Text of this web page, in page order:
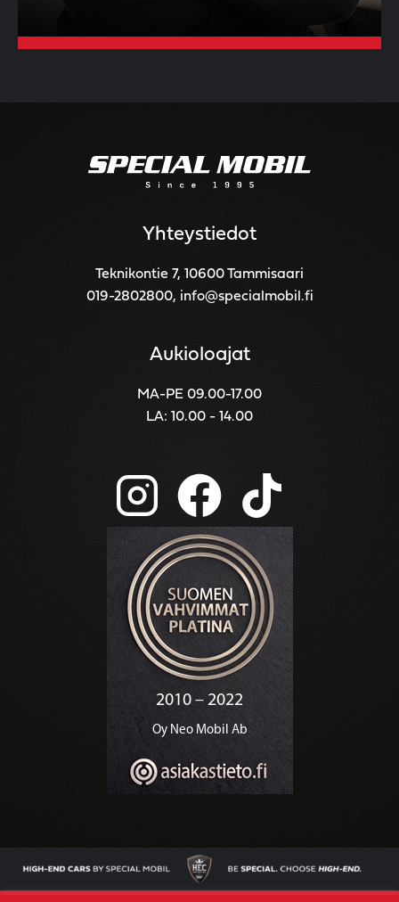
Yhteystiedot
Teknikontie 7, 10600 Tammisaari
019-2802800, info@specialmobil.fi
Aukioloajat
MA-PE 09.00-17.00
LA: 10.00 - 14.00